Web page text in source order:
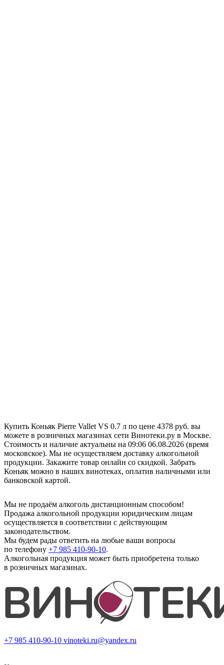
Купить Коньяк Pierre Vallet VS 0.7 л по цене 4378 руб. вы
можете в розничных магазинах сети Винотеки.ру в Москве.
Стоимость и наличие актуальны на 09:06 06.08.2026 (время
московское). Мы не осуществляем доставку алкогольной
продукции. Закажите товар онлайн со скидкой. Забрать
Коньяк можно в наших винотеках, оплатив наличными или
банковской картой.
Мы не продаём алкоголь дистанционным способом!
Продажа алкогольной продукции юридическим лицам
осуществляется в соответствии с действующим
законодательством.
Мы будем рады ответить на любые ваши вопросы
по телефону +7 985 410-90-10.
Алкогольная продукция может быть приобретена только
в розничных магазинах.
+7 985 410-90-10 vinoteki.ru@yandex.ru